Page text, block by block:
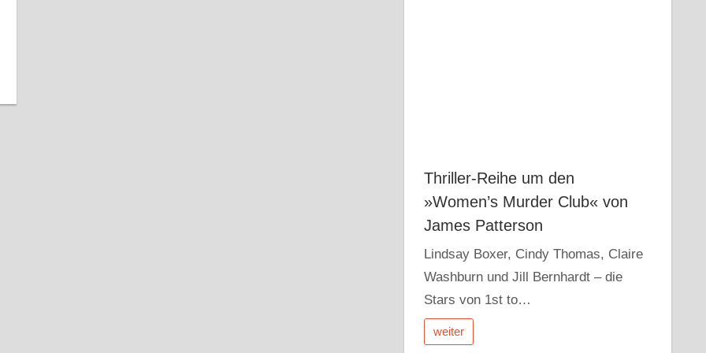
Thriller-Reihe um den
»Women’s Murder Club« von
James Patterson
Lindsay Boxer, Cindy Thomas, Claire
Washburn und Jill Bernhardt – die
Stars von 1st to…
weiter